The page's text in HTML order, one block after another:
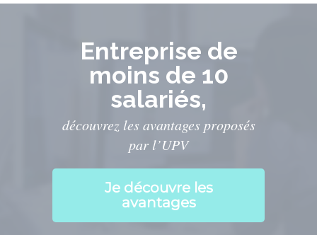
Entreprise de
moins de 10
salariés,
découvrez les avantages proposés
par l’UPV
Je découvre les
avantages